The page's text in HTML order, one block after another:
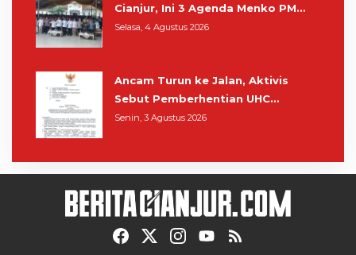
Cianjur, Ini 3 Agenda Menko PM
Muhaimin di Kota Santri
Selasa, 4 Agustus 2026
Ancam Turun ke Jalan, Aktivis
Sebut Pemberhentian UHC
Prioritas Rampas Hak Hidup
Senin, 3 Agustus 2026